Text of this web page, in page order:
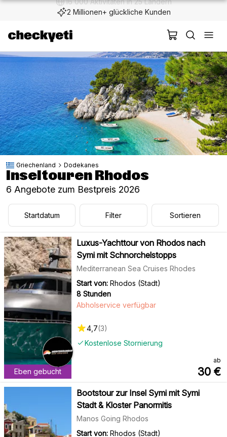
2 Millionen+ glückliche Kunden
Griechenland Dodekanes
Inseltouren Rhodos
6 Angebote zum Bestpreis 2026
Startdatum Filter Sortieren
Eben gebucht
Luxus-Yachttour von Rhodos nach
Symi mit Schnorchelstopps
Mediterranean Sea Cruises Rhodes
Start von: Rhodos (Stadt)
8 Stunden
Kostenlose Stornierung
Abholservice verfügbar
4,7(3)
ab
30 €
Bootstour zur Insel Symi mit Symi
Stadt & Kloster Panormitis
Manos Going Rhodos
Start von: Rhodos (Stadt)